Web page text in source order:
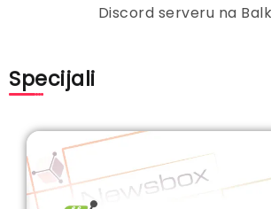
Discord serveru na
Specijali